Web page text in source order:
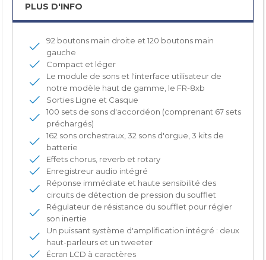
PLUS D'INFO
92 boutons main droite et 120 boutons main
gauche
Compact et léger
Le module de sons et l'interface utilisateur de
notre modèle haut de gamme, le FR-8xb
Sorties Ligne et Casque
100 sets de sons d'accordéon (comprenant 67 sets
préchargés)
162 sons orchestraux, 32 sons d'orgue, 3 kits de
batterie
Effets chorus, reverb et rotary
Enregistreur audio intégré
Réponse immédiate et haute sensibilité des
circuits de détection de pression du soufflet
Régulateur de résistance du soufflet pour régler
son inertie
Un puissant système d'amplification intégré : deux
haut-parleurs et un tweeter
Écran LCD à caractères